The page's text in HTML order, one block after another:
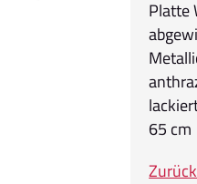
Platte
65 cm
Zurück